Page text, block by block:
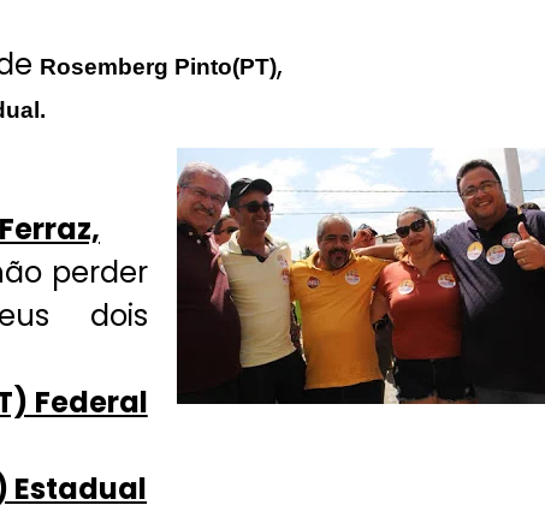
Rosemberg Pinto(PT),
perder
dois
Federal
Estadual